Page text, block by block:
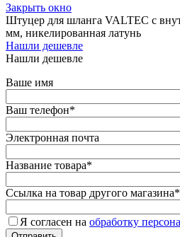
Закрыть окно
Штуцер для шланга VALTEC с
мм, никелированная латунь
Нашли дешевле
Нашли дешевле
Ваше имя
Ваш телефон*
Электронная почта
Название товара*
Ссылка на товар другого магазина*
Я согласен на обработку